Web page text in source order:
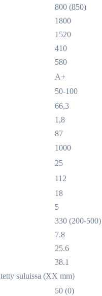
800 (850)
1800
1520
410
580
A+
50-100
66,3
1,8
87
1000
25
112
18
5
330 (200-500)
7.8
25.6
38.1
suluissa (XX mm)
50 (0)